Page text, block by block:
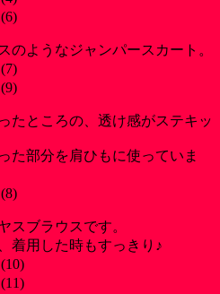
のようなジャンパースカート。
たところの、透け感がステキッ
た部分を肩ひもに使っていま
スブラウスです。
着用した時もすっきり♪